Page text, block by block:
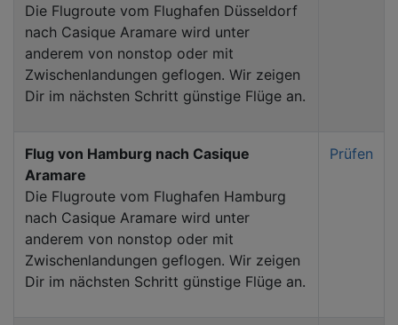
Die Flugroute vom Flughafen Düsseldorf
nach Casique Aramare wird unter
anderem von nonstop oder mit
Zwischenlandungen geflogen. Wir zeigen
Dir im nächsten Schritt günstige Flüge an.
Flug von Hamburg nach Casique
Aramare
Die Flugroute vom Flughafen Hamburg
nach Casique Aramare wird unter
anderem von nonstop oder mit
Zwischenlandungen geflogen. Wir zeigen
Dir im nächsten Schritt günstige Flüge an.
Prüfen